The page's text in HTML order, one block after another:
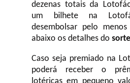
dezenas totais da
um bilhete na
desembolsar pelo
abaixo os detalhes do
Caso seja premiado na
poderá receber o